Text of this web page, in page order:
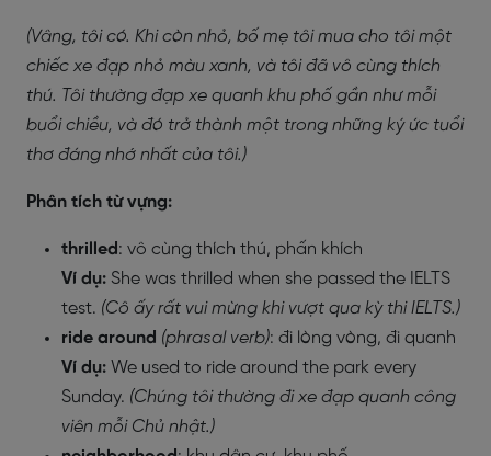
(Vâng, tôi có. Khi còn nhỏ, bố mẹ tôi mua cho tôi một
chiếc xe đạp nhỏ màu xanh, và tôi đã vô cùng thích
thú. Tôi thường đạp xe quanh khu phố gần như mỗi
buổi chiều, và đó trở thành một trong những ký ức tuổi
thơ đáng nhớ nhất của tôi.)
Phân tích từ vựng:
thrilled: vô cùng thích thú, phấn khích
Ví dụ: She was thrilled when she passed the IELTS
test. (Cô ấy rất vui mừng khi vượt qua kỳ thi IELTS.)
ride around (phrasal verb): đi lòng vòng, đi quanh
Ví dụ: We used to ride around the park every
Sunday. (Chúng tôi thường đi xe đạp quanh công
viên mỗi Chủ nhật.)